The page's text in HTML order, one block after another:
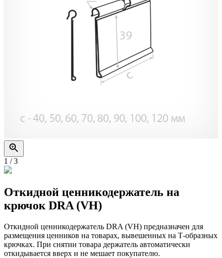
1 /3
Откидной ценникодержатель на
крючок DRA (VH)
Откидной ценникодержатель DRA (VH) предназначен для
размещения ценников на товарах, вывешенных на Т-образных
крючках. При снятии товара держатель автоматически
откидывается вверх и не мешает покупателю.